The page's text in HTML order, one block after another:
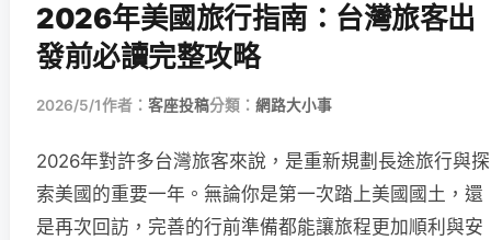
2026年美國旅行指南：台灣旅客出
發前必讀完整攻略
2026/5/1作者： 客座投稿分類： 網路大小事
2026年對許多台灣旅客來說，是重新規劃長途旅行與探
索美國的重要一年。無論你是第一次踏上美國國土，還
是再次回訪，完善的行前準備都能讓旅程更加順利與安